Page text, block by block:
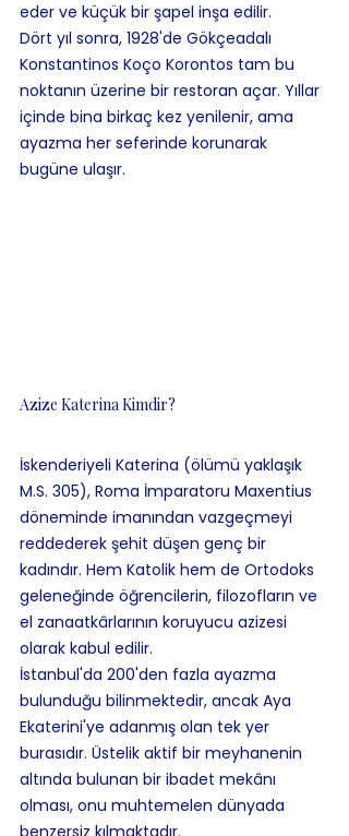
eder ve küçük bir şapel inşa edilir.
Dört yıl sonra, 1928'de Gökçeadalı
Konstantinos Koço Korontos tam bu
noktanın üzerine bir restoran açar. Yıllar
içinde bina birkaç kez yenilenir, ama
ayazma her seferinde korunarak
bugüne ulaşır.
Azize Katerina Kimdir?
İskenderiyeli Katerina (ölümü yaklaşık
M.S. 305), Roma İmparatoru Maxentius
döneminde imanından vazgeçmeyi
reddederek şehit düşen genç bir
kadındır. Hem Katolik hem de Ortodoks
geleneğinde öğrencilerin, filozofların ve
el zanaatkârlarının koruyucu azizesi
olarak kabul edilir.
İstanbul'da 200'den fazla ayazma
bulunduğu bilinmektedir, ancak Aya
Ekaterini'ye adanmış olan tek yer
burasıdır. Üstelik aktif bir meyhanenin
altında bulunan bir ibadet mekânı
olması, onu muhtemelen dünyada
benzersiz kılmaktadır.